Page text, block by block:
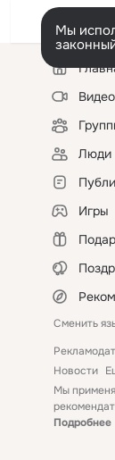
Мы
Левая
колонка
Видео
Люди
Игры
Сменить
Новости
Мы
Подробнее